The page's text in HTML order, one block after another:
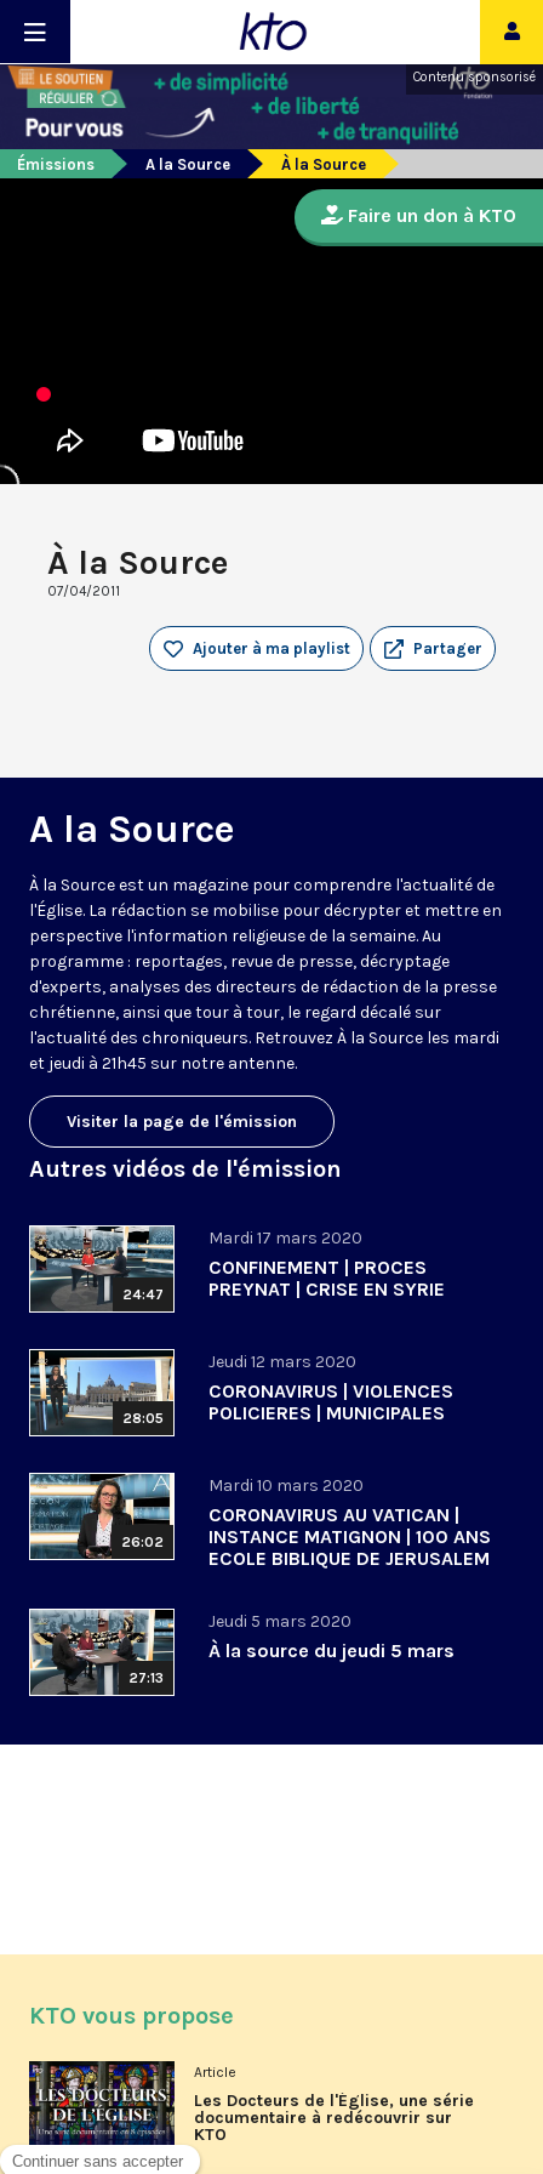
Contenu sponsorisé
Émissions A la Source À la Source
À la Source
07/04/2011
Partager
Ajouter à ma playlist
A la Source
À la Source est un magazine pour comprendre l'actualité de
l'Église. La rédaction se mobilise pour décrypter et mettre en
perspective l'information religieuse de la semaine. Au
programme : reportages, revue de presse, décryptage
d'experts, analyses des directeurs de rédaction de la presse
chrétienne, ainsi que tour à tour, le regard décalé sur
l'actualité des chroniqueurs. Retrouvez À la Source les mardi
et jeudi à 21h45 sur notre antenne.
Visiter la page de l'émission
Autres vidéos de l'émission
24:47
Mardi 17 mars 2020
CONFINEMENT | PROCES
PREYNAT | CRISE EN SYRIE
28:05
Jeudi 12 mars 2020
CORONAVIRUS | VIOLENCES
POLICIERES | MUNICIPALES
26:02
Mardi 10 mars 2020
CORONAVIRUS AU VATICAN |
INSTANCE MATIGNON | 100 ANS
ECOLE BIBLIQUE DE JERUSALEM
27:13
Jeudi 5 mars 2020
À la source du jeudi 5 mars
Faire un don à KTO
KTO vous propose
Article
Les Docteurs de l'Église, une série
documentaire à redécouvrir sur
KTO